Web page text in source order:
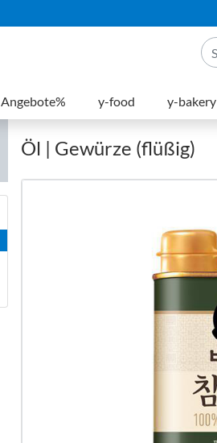
Angebote% y-food y-bakery
Öl | Gewürze (flüßig)